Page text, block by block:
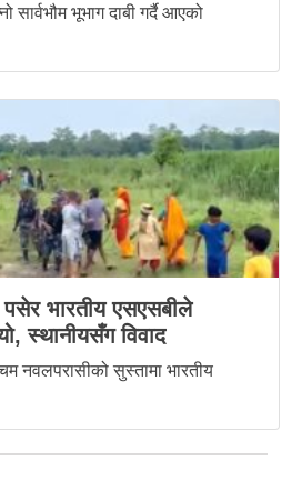
भूभाग दाबी गर्दै आएको
पसेर भारतीय एसएसबीले
स्थानीयसँग विवाद
नवलपरासीको सुस्तामा भारतीय